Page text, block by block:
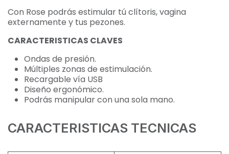
Con Rose podrás estimular tú clítoris, vagina
externamente y tus pezones.
CARACTERISTICAS CLAVES
Ondas de presión.
Múltiples zonas de estimulación.
Recargable vía USB
Diseño ergonómico.
Podrás manipular con una sola mano.
CARACTERISTICAS TECNICAS